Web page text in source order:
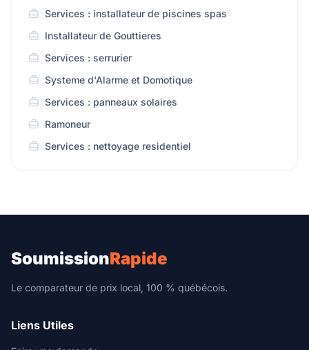
Services : installateur de piscines spas
Installateur de Gouttieres
Services : serrurier
Systeme d'Alarme et Domotique
Services : panneaux solaires
Ramoneur
Services : nettoyage residentiel
SoumissionRapide
Le comparateur de prix local, 100 % québécois.
Liens Utiles